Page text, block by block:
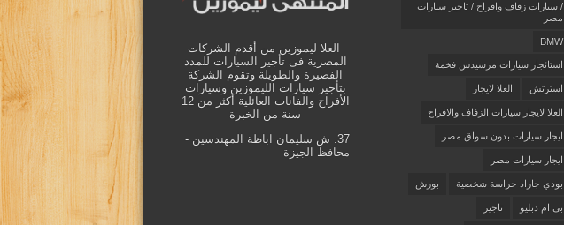
/ سيارات زفاف وافراح / تاجير سيارات
مصر
BMW
استائجار سيارات مرسيدس فخمة
استرتش العلا لايجار
العلا لايجار سيارات الزفاف والافراح
ايجار سيارات بدون سواق مصر
ايجار سيارات مصر
بودي جاراد حراسة شخصية بورش
بى ام دبليو تاجير
العلا ليموزين من أقدم الشركات
المصرية فى تأجير السيارات للمدد
الفصيرة والطويلة وتقوم الشركة
بتأجير سيارات الليموزين وسيارات
الأفراح والفانات العائلية أكثر من 12
سنة من الخبرة
37. ش سليمان اباظة المهندسين -
محافظ الجيزة